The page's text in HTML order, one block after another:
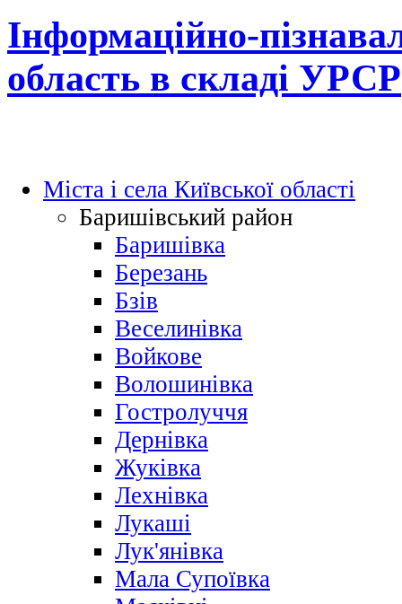
Інформаційно-
область в складі УРСР
Міста і села Київської області
Баришівський район
Баришівка
Березань
Бзів
Веселинівка
Войкове
Волошинівка
Гостролуччя
Дернівка
Жуківка
Лехнівка
Лукаші
Лук'янівка
Мала Супоївка